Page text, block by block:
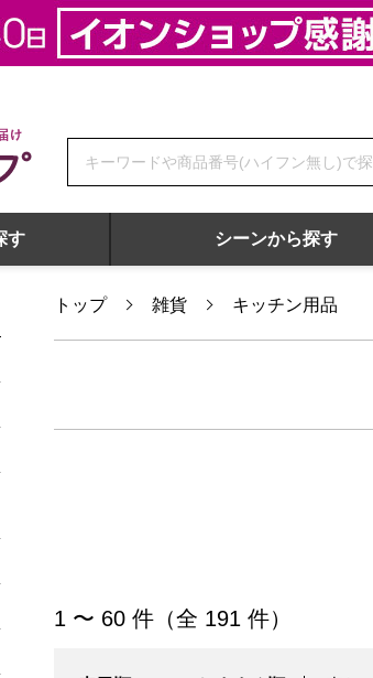
イオンショップ
す シーンから探す
トップ 雑貨 キッチン用品
「キッチン用品」の商品一覧
1 〜 60 件（全 191 件）